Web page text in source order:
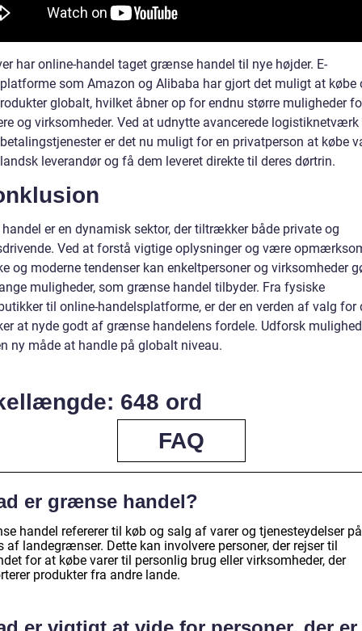
har online-handel taget grænse handel til nye højder. E-
som Amazon og Alibaba har gjort det muligt at købe
globalt, hvilket åbner op for endnu større muligheder
og virksomheder. Ved at udnytte avancerede logistiknetværk
er det nu muligt for en privatperson at købe
leverandør og få dem leveret direkte til deres dørtrin.
er en dynamisk sektor, der tiltrækker både private og
Ved at forstå vigtige oplysninger og være
og moderne tendenser kan enkeltpersoner og virksomheder
muligheder, som grænse handel tilbyder. Fra fysiske
til online-handelsplatforme, er der en verden af valg for
at nyde godt af grænse handelens fordele. Udforsk
ny måde at handle på globalt niveau.
648 ord
FAQ
er grænse handel?
handel refererer til køb og salg af varer og tjenesteydelser på
landegrænser. Dette kan involvere personer, der rejser til
for at købe varer til personlig brug eller virksomheder, der
produkter fra andre lande.